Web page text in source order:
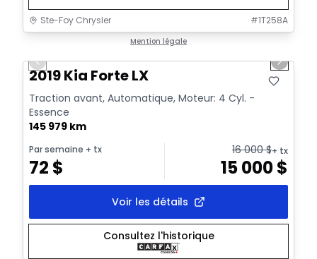
Ste-Foy Chrysler #1T258A
Mention légale
Vidéo disponible
Previous slide Next
2019 Kia Forte LX
Traction avant, Automatique, Moteur: 4 Cyl. -
Essence
145 979 km
Par semaine + tx
72 $
16 000$+ tx
15 000$
Voir les détails
Consultez l'historique